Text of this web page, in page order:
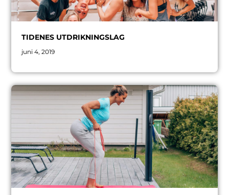
TIDENES UTDRIKNINGSLAG
juni 4, 2019